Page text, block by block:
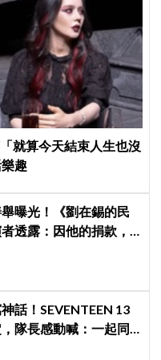
就算今天結束人生也沒
趣
曝光！《劉在錫的民
透露：因他的捐款，
話！SEVENTEEN 13
隊長感動喊：一起同